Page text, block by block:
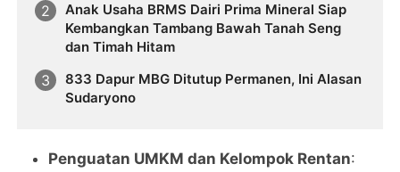
Anak Usaha BRMS Dairi Prima Mineral Siap
Kembangkan Tambang Bawah Tanah Seng
dan Timah Hitam
833 Dapur MBG Ditutup Permanen, Ini Alasan
Sudaryono
Penguatan UMKM dan Kelompok Rentan: